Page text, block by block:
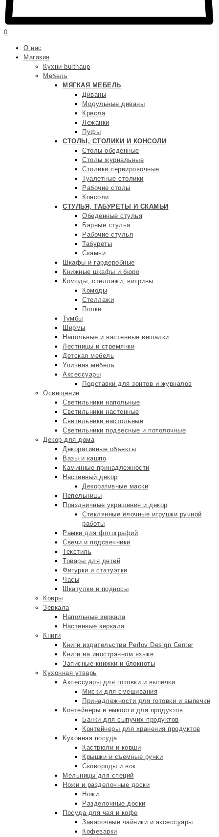
0
О нас
Магазин
Кухни bulthaup
Мебель
МЯГКАЯ МЕБЕЛЬ
Диваны
Модульные диваны
Кресла
Лежанки
Пуфы
СТОЛЫ, СТОЛИКИ И КОНСОЛИ
Столы обеденные
Столы журнальные
Столики сервировочные
Туалетные столики
Рабочие столы
Консоли
СТУЛЬЯ, ТАБУРЕТЫ И СКАМЬИ
Обеденные стулья
Барные стулья
Рабочие стулья
Табуреты
Скамьи
Шкафы и гардеробные
Книжные шкафы и бюро
Комоды, стеллажи, витрины
Комоды
Стеллажи
Полки
Тумбы
Ширмы
Напольные и настенные вешалки
Лестницы и стремянки
Детская мебель
Уличная мебель
Аксессуары
Подставки для зонтов и журналов
Освещение
Светильники напольные
Светильники настенные
Светильники настольные
Светильники подвесные и потолочные
Декор для дома
Декоративные объекты
Вазы и кашпо
Каминные принадлежности
Настенный декор
Декоративные маски
Пепельницы
Праздничные украшения и декор
Стеклянные ёлочные игрушки ручной
работы
Рамки для фотографий
Свечи и подсвечники
Текстиль
Товары для детей
Фигурки и статуэтки
Часы
Шкатулки и подносы
Ковры
Зеркала
Напольные зеркала
Настенные зеркала
Книги
Книги издательства Perlov Design Center
Книги на иностранном языке
Записные книжки и блокноты
Кухонная утварь
Аксессуары для готовки и выпечки
Миски для смешивания
Принадлежности для готовки и выпечки
Контейнеры и емкости для продуктов
Банки для сыпучих продуктов
Контейнеры для хранения продуктов
Кухонная посуда
Кастрюли и ковши
Крышки и съемные ручки
Сковороды и вок
Мельницы для специй
Ножи и разделочные доски
Ножи
Разделочные доски
Посуда для чая и кофе
Заварочные чайники и аксессуары
Кофеварки